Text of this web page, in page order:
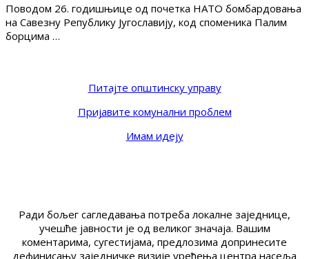
Поводом 26. годишњице од почетка НАТО бомбардовања
на Савезну Републику Југославију, код споменика Палим
борцима …
Питајте општинску управу
Пријавите комунални проблем
Имам идеју
Ради бољег сагледавања потреба локалне заједнице,
учешће јавности је од великог значаја. Вашим
коментарима, сугестијама, предлозима допринесите
дефинисању заједничке визије уређења центра насеља